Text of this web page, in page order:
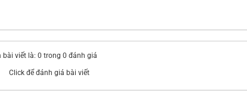
bài viết là: 0 trong 0 đánh giá
Click để đánh giá bài viết